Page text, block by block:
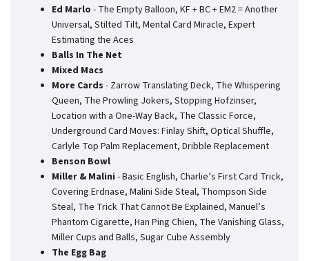
Ed Marlo - The Empty Balloon, KF + BC + EM2 = Another
Universal, Stilted Tilt, Mental Card Miracle, Expert
Estimating the Aces
Balls In The Net
Mixed Macs
More Cards - Zarrow Translating Deck, The Whispering
Queen, The Prowling Jokers, Stopping Hofzinser,
Location with a One-Way Back, The Classic Force,
Underground Card Moves: Finlay Shift, Optical Shuffle,
Carlyle Top Palm Replacement, Dribble Replacement
Benson Bowl
Miller & Malini - Basic English, Charlie’s First Card Trick,
Covering Erdnase, Malini Side Steal, Thompson Side
Steal, The Trick That Cannot Be Explained, Manuel’s
Phantom Cigarette, Han Ping Chien, The Vanishing Glass,
Miller Cups and Balls, Sugar Cube Assembly
The Egg Bag